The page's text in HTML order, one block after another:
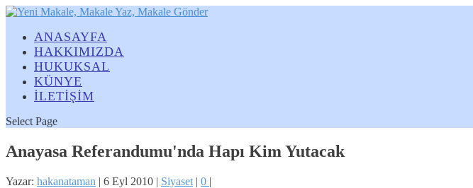
ANASAYFA
HAKKIMIZDA
HUKUKSAL
KÜNYE
İLETİŞİM
Select Page
Anayasa Referandumu'nda Hapı Kim Yutacak
Yazar: hakanataman | 6 Eyl 2010 | Siyaset | 0 |